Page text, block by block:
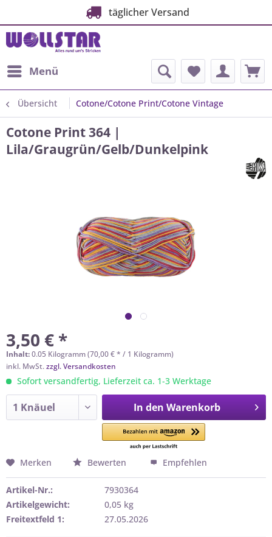
täglicher Versand
Menü
Übersicht Cotone/Cotone Print/Cotone Vintage
Cotone Print 364 |
Lila/Graugrün/Gelb/Dunkelpink
3,50 € *
Inhalt:0.05 Kilogramm (70,00 € * / 1 Kilogramm)
inkl. MwSt.zzgl. Versandkosten
Sofort versandfertig, Lieferzeit ca. 1-3 Werktage
In den Warenkorb
Merken Bewerten Empfehlen
Artikel-Nr.:
7930364
Artikelgewicht:
0,05 kg
Freitextfeld 1:
27.05.2026